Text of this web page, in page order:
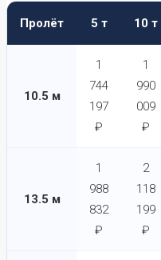
Пролёт 5 т 10 т
10.5 м
1
744
197
₽
1
990
009
₽
13.5 м
1
988
832
₽
2
118
199
₽